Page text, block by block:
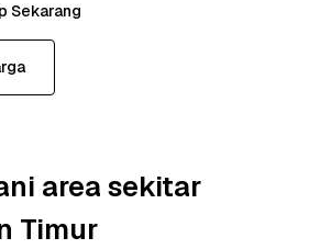
Sekarang
area sekitar
Timur